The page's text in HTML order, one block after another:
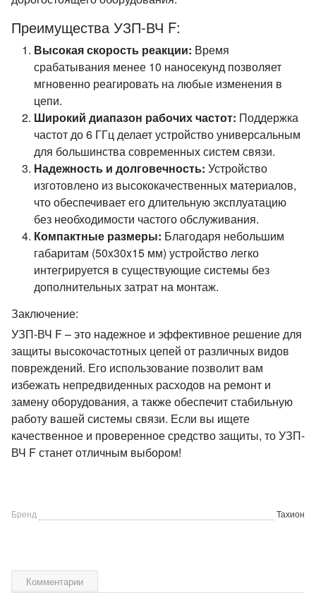
Преимущества УЗП-ВЧ F:
Высокая скорость реакции: Время
срабатывания менее 10 наносекунд позволяет
мгновенно реагировать на любые изменения в
цепи.
Широкий диапазон рабочих частот: Поддержка
частот до 6 ГГц делает устройство универсальным
для большинства современных систем связи.
Надежность и долговечность: Устройство
изготовлено из высококачественных материалов,
что обеспечивает его длительную эксплуатацию
без необходимости частого обслуживания.
Компактные размеры: Благодаря небольшим
габаритам (50x30x15 мм) устройство легко
интегрируется в существующие системы без
дополнительных затрат на монтаж.
Заключение:
УЗП-ВЧ F – это надежное и эффективное решение для
защиты высокочастотных цепей от различных видов
повреждений. Его использование позволит вам
избежать непредвиденных расходов на ремонт и
замену оборудования, а также обеспечит стабильную
работу вашей системы связи. Если вы ищете
качественное и проверенное средство защиты, то УЗП-
ВЧ F станет отличным выбором!
Бренд Тахион
Комментарии